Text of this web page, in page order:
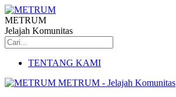
METRUM
Jelajah Komunitas
TENTANG KAMI
METRUM - Jelajah Komunitas